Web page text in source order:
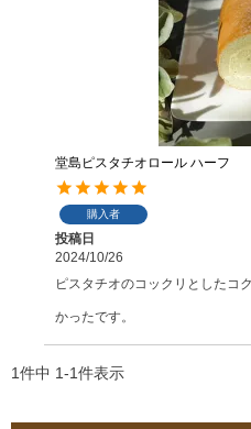
堂島ピスタチオロール ハーフ
購入者
投稿日
2024/10/26
ピスタチオのコックリとしたコ
かったです。
1件中 1-1件表示